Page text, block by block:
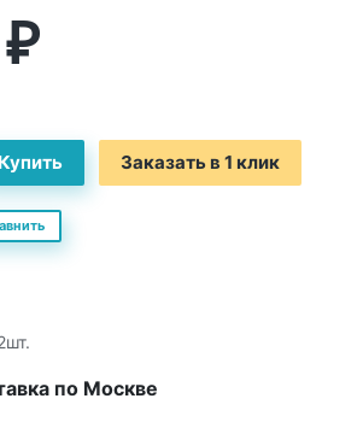
₽
Заказать в 1 клик
по Москве